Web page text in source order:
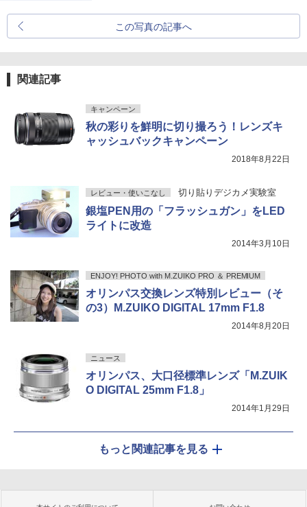
この写真の記事へ
関連記事
キャンペーン
秋の彩りを鮮明に切り撮ろう！レンズキ
ャッシュバックキャンペーン
2018年8月22日
レビュー・使いこなし 切り貼りデジカメ実験室
銀塩PEN用の「フラッシュガン」をLED
ライトに改造
2014年3月10日
ENJOY! PHOTO with M.ZUIKO PRO ＆ PREMIUM
オリンパス交換レンズ特別レビュー（そ
の3）M.ZUIKO DIGITAL 17mm F1.8
2014年8月20日
ニュース
オリンパス、大口径標準レンズ「M.ZUIK
O DIGITAL 25mm F1.8」
2014年1月29日
もっと関連記事を見る